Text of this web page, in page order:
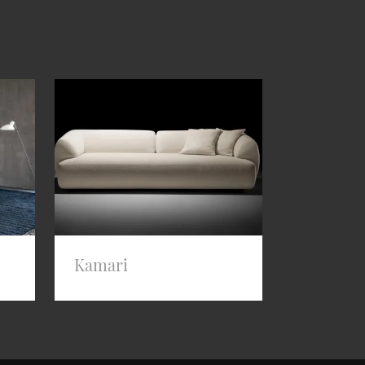
Kamari